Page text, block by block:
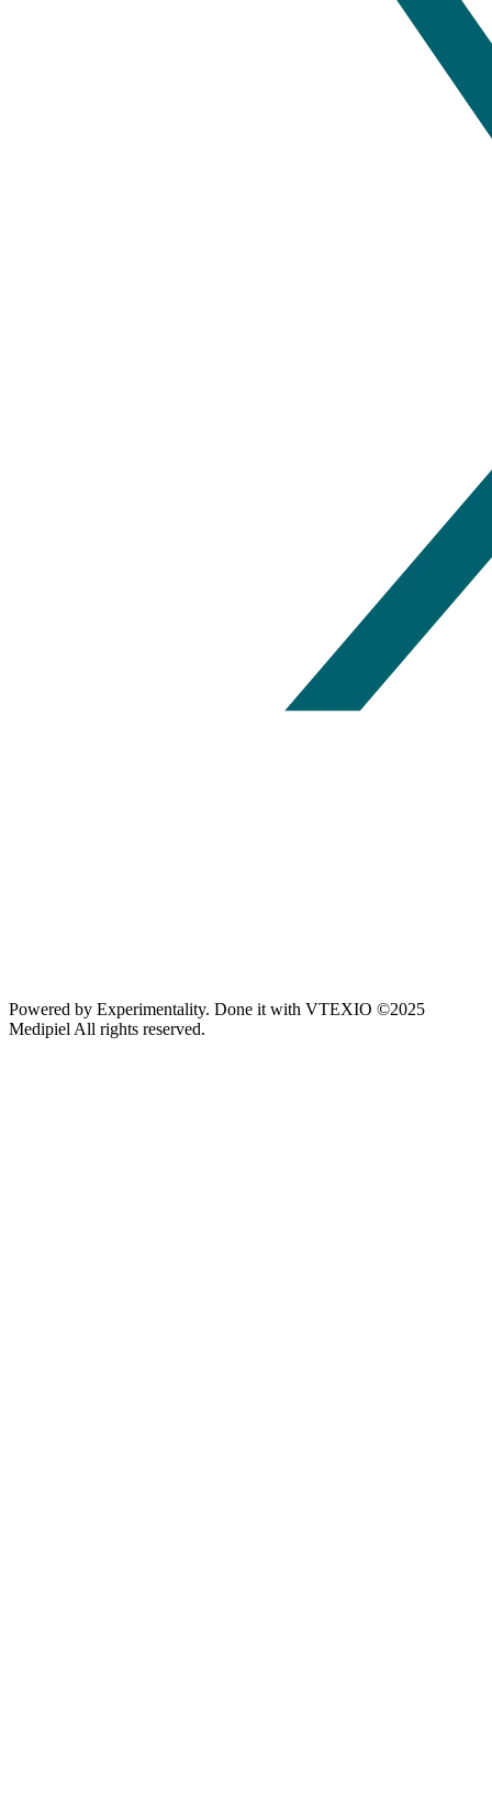
Powered by Experimentality. Done it with VTEXIO ©2025
Medipiel All rights reserved.